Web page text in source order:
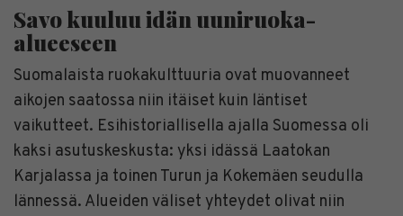
Savo kuuluu idän uuniruoka-
alueeseen
Suomalaista ruokakulttuuria ovat muovanneet
aikojen saatossa niin itäiset kuin läntiset
vaikutteet. Esihistoriallisella ajalla Suomessa oli
kaksi asutuskeskusta: yksi idässä Laatokan
Karjalassa ja toinen Turun ja Kokemäen seudulla
lännessä. Alueiden väliset yhteydet olivat niin